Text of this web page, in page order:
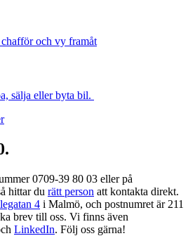
sälja eller byta bil.
0709-39 80 03 eller på
hittar du rätt person att kontakta direkt.
4 i Malmö, och postnumret är 211
brev till oss. Vi finns även
LinkedIn. Följ oss gärna!